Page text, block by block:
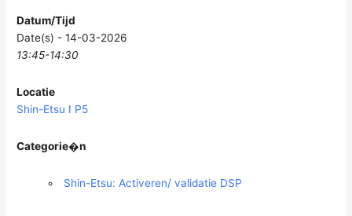
Datum/Tijd
Date(s) - 14-03-2026
13:45-14:30
Locatie
Shin-Etsu I P5
Categorie�n
Shin-Etsu: Activeren/ validatie DSP